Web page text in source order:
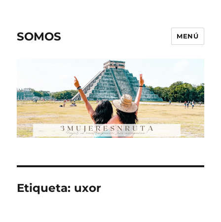
SOMOS MENÚ
Etiqueta: uxor